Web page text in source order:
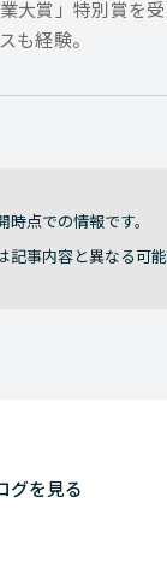
大賞」特別賞を
も経験。
点での情報です。
記事内容と異なる可
グを見る